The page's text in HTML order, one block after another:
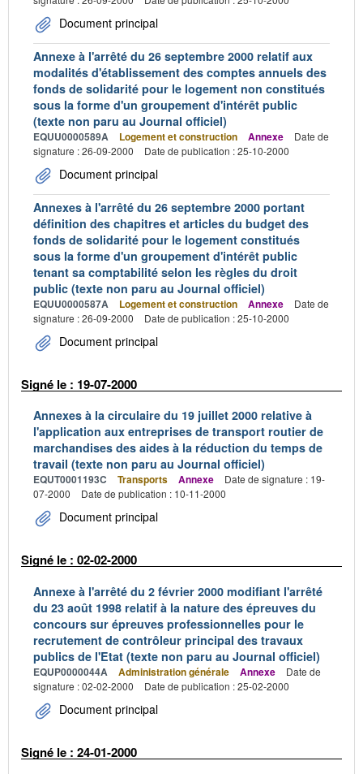
Document principal
Annexe à l'arrêté du 26 septembre 2000 relatif aux
modalités d'établissement des comptes annuels des
fonds de solidarité pour le logement non constitués
sous la forme d'un groupement d'intérêt public
(texte non paru au Journal officiel)
EQUU0000589A Logement et construction Annexe
Date de
signature : 26-09-2000
Date de publication : 25-10-2000
Document principal
Annexes à l'arrêté du 26 septembre 2000 portant
définition des chapitres et articles du budget des
fonds de solidarité pour le logement constitués
sous la forme d'un groupement d'intérêt public
tenant sa comptabilité selon les règles du droit
public (texte non paru au Journal officiel)
EQUU0000587A Logement et construction Annexe
Date de
signature : 26-09-2000
Date de publication : 25-10-2000
Document principal
Signé le : 19-07-2000
Annexes à la circulaire du 19 juillet 2000 relative à
l'application aux entreprises de transport routier de
marchandises des aides à la réduction du temps de
travail (texte non paru au Journal officiel)
EQUT0001193C Transports Annexe
Date de signature : 19-
07-2000
Date de publication : 10-11-2000
Document principal
Signé le : 02-02-2000
Annexe à l'arrêté du 2 février 2000 modifiant l'arrêté
du 23 août 1998 relatif à la nature des épreuves du
concours sur épreuves professionnelles pour le
recrutement de contrôleur principal des travaux
publics de l'Etat (texte non paru au Journal officiel)
EQUP0000044A Administration générale Annexe
Date de
signature : 02-02-2000
Date de publication : 25-02-2000
Document principal
Signé le : 24-01-2000